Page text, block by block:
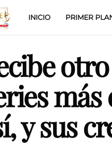
INICIO PRIMER
más
y sus